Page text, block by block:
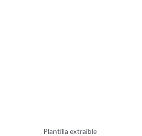
Plantilla extraible